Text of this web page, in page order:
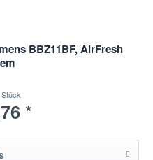
BBZ11BF, AirFresh
Stück
*